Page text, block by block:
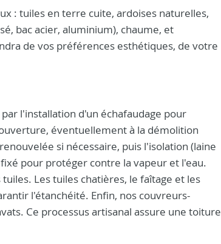
: tuiles en terre cuite, ardoises naturelles,
bac acier, aluminium), chaume, et
de vos préférences esthétiques, de votre
l'installation d'un échafaudage pour
éventuellement à la démolition
si nécessaire, puis l'isolation (laine
pour protéger contre la vapeur et l'eau.
Les tuiles chatières, le faîtage et les
l'étanchéité. Enfin, nos couvreurs-
Ce processus artisanal assure une toiture